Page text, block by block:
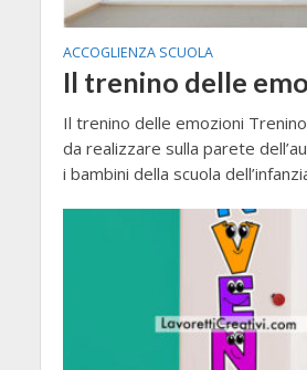
ACCOGLIENZA SCUOLA
Il trenino delle
Il trenino delle emozioni
da realizzare sulla parete
i bambini della scuola